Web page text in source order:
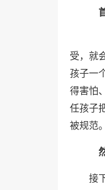
受，就
孩子一
得害怕
任孩子
被规范。
接